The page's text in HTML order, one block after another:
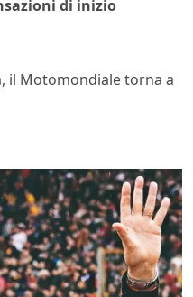
di inizio
il Motomondiale torna a